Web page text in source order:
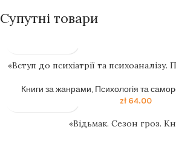
Супутні товари
«Вступ до психіатрії та
Книги за жанрами, Психологія та
zł64.00
«Відьмак. Сезон гроз.